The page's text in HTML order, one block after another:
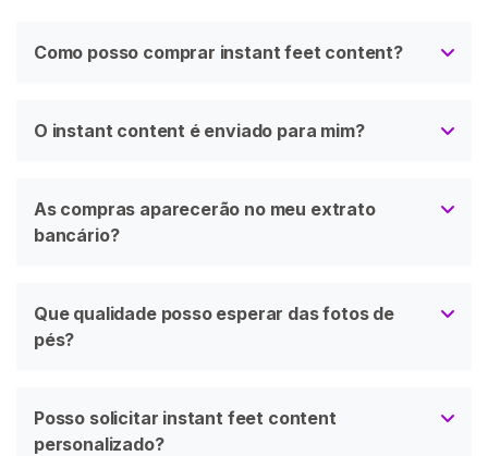
Como posso comprar instant feet content?
O instant content é enviado para mim?
As compras aparecerão no meu extrato
bancário?
Que qualidade posso esperar das fotos de
pés?
Posso solicitar instant feet content
personalizado?